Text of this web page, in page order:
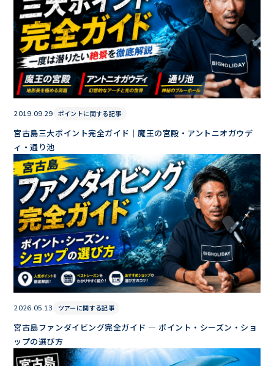
2019.09.29 ポイントに関する記事
宮古島三大ポイント完全ガイド｜魔王の宮殿・アントニオガウデ
ィ・通り池
2026.05.13 ツアーに関する記事
宮古島ファンダイビング完全ガイド — ポイント・シーズン・ショ
ップの選び方